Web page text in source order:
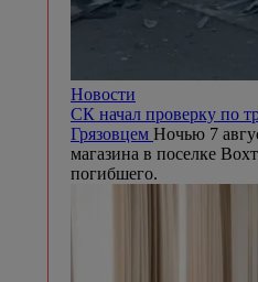
Новости
СК начал проверку по
Грязовцем Ночью 7
магазина в поселке
погибшего.